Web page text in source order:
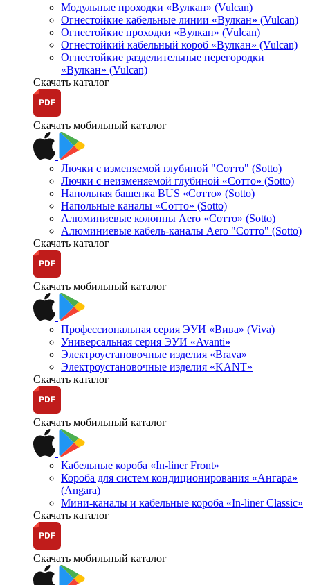
Модульные проходки «Вулкан» (Vulcan)
Огнестойкие кабельные линии «Вулкан» (Vulcan)
Огнестойкие проходки «Вулкан» (Vulcan)
Огнестойкий кабельный короб «Вулкан» (Vulcan)
Огнестойкие разделительные перегородки
«Вулкан» (Vulcan)
Скачать каталог
Скачать мобильный каталог
Лючки с изменяемой глубиной "Сотто" (Sotto)
Лючки с неизменяемой глубиной «Сотто» (Sotto)
Напольная башенка BUS «Сотто» (Sotto)
Напольные каналы «Сотто» (Sotto)
Алюминиевые колонны Aero «Сотто» (Sotto)
Алюминиевые кабель-каналы Aero "Сотто" (Sotto)
Скачать каталог
Скачать мобильный каталог
Профессиональная серия ЭУИ «Вива» (Viva)
Универсальная серия ЭУИ «Avanti»
Электроустановочные изделия «Brava»
Электроустановочные изделия «KANT»
Скачать каталог
Скачать мобильный каталог
Кабельные короба «In-liner Front»
Короба для систем кондиционирования «Ангара»
(Angara)
Мини-каналы и кабельные короба «In-liner Classic»
Скачать каталог
Скачать мобильный каталог